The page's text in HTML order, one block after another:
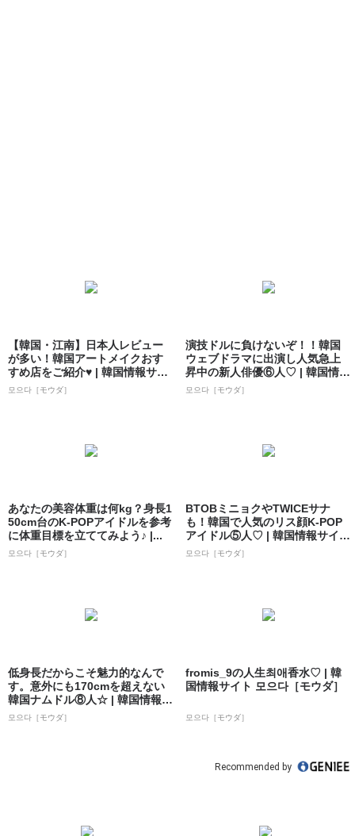
【韓国・江南】日本人レビュー
が多い！韓国アートメイクおす
すめ店をご紹介♥ | 韓国情報サイ
ト 모으...
모으다［モウダ］
演技ドルに負けないぞ！！韓国
ウェブドラマに出演し人気急上
昇中の新人俳優⑥人♡ | 韓国情報
サイト ...
모으다［モウダ］
あなたの美容体重は何kg？身長1
50cm台のK-POPアイドルを参考
に体重目標を立ててみよう♪ |...
모으다［モウダ］
BTOBミニョクやTWICEサナ
も！韓国で人気のリス顔K-POP
アイドル⑤人♡ | 韓国情報サイ
ト...
모으다［モウダ］
低身長だからこそ魅力的なんで
す。意外にも170cmを超えない
韓国ナムドル⑧人☆ | 韓国情報サ
イト...
모으다［モウダ］
fromis_9の人生최애香水♡ | 韓
国情報サイト 모으다［モウダ］
모으다［モウダ］
Recommended by